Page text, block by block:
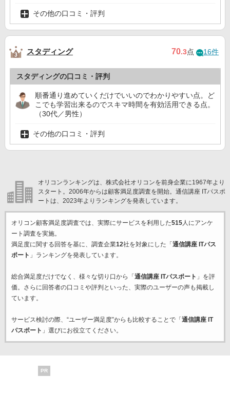
その他の口コミ・評判
スタディング 70.3点 16件
スタディングの口コミ・評判
順番通り進めていくだけでいいのでわかりやすい点。ど
こでも学習出来るのでスキマ時間を有効活用できる点。
（30代／男性）
その他の口コミ・評判
オリコンランキングは、株式会社オリコンを前身企業に1967年より
スタート。2006年からは顧客満足度調査を開始。通信講座 ITパスポ
ートは、2023年よりランキングを発表しています。
オリコン顧客満足度調査では、実際にサービスを利用した515人にアンケ
ート調査を実施。
満足度に関する回答を基に、調査企業12社を対象にした「 通信講座 ITパス
ポート 」ランキングを発表しています。
総合満足度だけでなく、様々な切り口から「 通信講座 ITパスポート 」を評
価。さらに回答者の口コミや評判といった、実際のユーザーの声も掲載し
ています。
サービス検討の際、“ユーザー満足度”からも比較することで「 通信講座 IT
パスポート 」選びにお役立てください。
PR